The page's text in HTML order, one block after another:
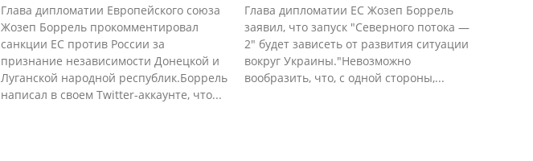
Глава дипломатии Европейского союза
Жозеп Боррель прокомментировал
санкции ЕС против России за
признание независимости Донецкой и
Луганской народной республик.Боррель
написал в своем Twitter-аккаунте, что...
Глава дипломатии ЕС Жозеп Боррель
заявил, что запуск "Северного потока —
2" будет зависеть от развития ситуации
вокруг Украины."Невозможно
вообразить, что, с одной стороны,...